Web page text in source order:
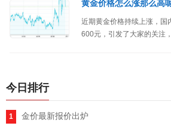
近期黄金价格持续上涨，国
600元，引发了大家的关注
今日排行
金价最新报价出炉